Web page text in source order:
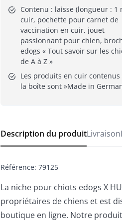
Contenu : laisse (longueur : 1
cuir, pochette pour carnet de
vaccination en cuir, jouet
passionnant pour chien,
edogs « Tout savoir sur les
de A à Z »
Les produits en cuir contenus
la boîte sont »Made in
Description du produitLivraison
Référence: 79125
La niche pour chiots edogs X
propriétaires de chiens et est
boutique en ligne. Notre